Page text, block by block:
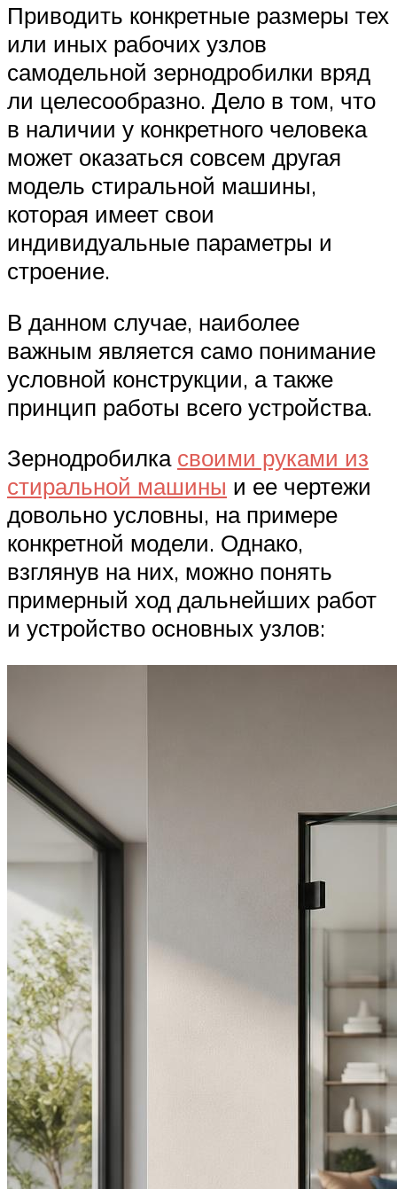
Приводить конкретные размеры тех
или иных рабочих узлов
самодельной зернодробилки вряд
ли целесообразно. Дело в том, что
в наличии у конкретного человека
может оказаться совсем другая
модель стиральной машины,
которая имеет свои
индивидуальные параметры и
строение.
В данном случае, наиболее
важным является само понимание
условной конструкции, а также
принцип работы всего устройства.
Зернодробилка своими руками из
стиральной машины и ее чертежи
довольно условны, на примере
конкретной модели. Однако,
взглянув на них, можно понять
примерный ход дальнейших работ
и устройство основных узлов: